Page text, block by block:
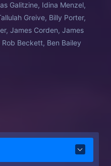
Galitzine, Idina Menzel,
Greive, Billy Porter,
James Corden, James
Beckett, Ben Bailey